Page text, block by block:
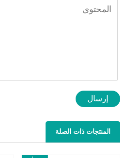
إرسال
المنتجات ذات الصلة